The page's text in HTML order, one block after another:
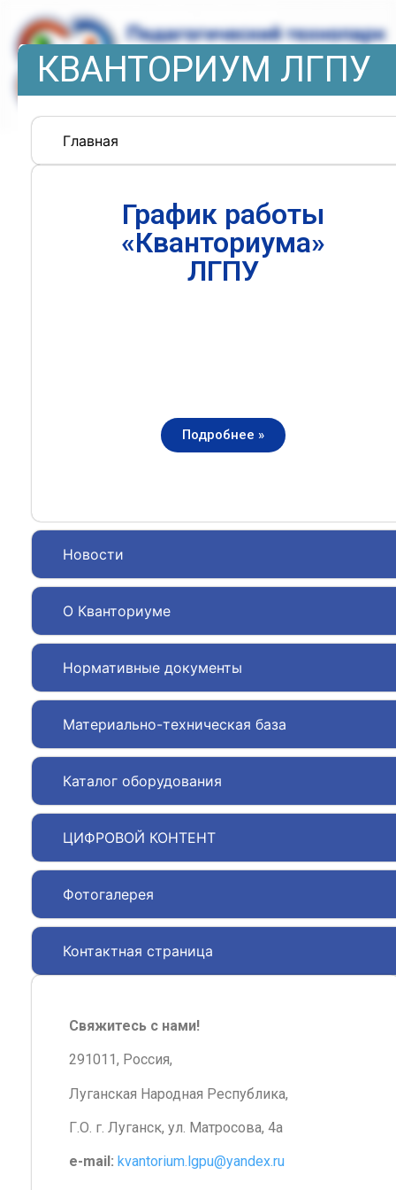
КВАНТОРИУМ ЛГПУ
Главная
Новости
О Кванториуме
Нормативные документы
Материально-техническая база
Каталог оборудования
ЦИФРОВОЙ КОНТЕНТ
Фотогалерея
Контактная страница
График работы
«Кванториума»
ЛГПУ
Подробнее »
Свяжитесь с нами!
291011, Россия,
Луганская Народная Республика,
Г.О. г. Луганск, ул. Матросова, 4а
e-mail: kvantorium.lgpu@yandex.ru